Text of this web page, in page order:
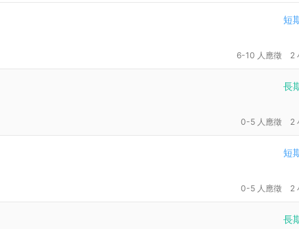
短
6-10 人應徵 2
長
0-5 人應徵 2
短
0-5 人應徵 2
長